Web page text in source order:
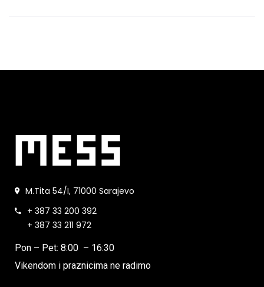
M.Tita 54/I, 71000 Sarajevo
+ 387 33 200 392
+ 387 33 211 972
Pon – Pet: 8:00 – 16:30
Vikendom i praznicima ne radimo